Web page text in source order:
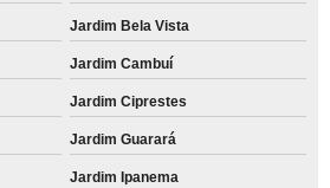
Jardim Bela Vista
Jardim Cambuí
Jardim Ciprestes
Jardim Guarará
Jardim Ipanema